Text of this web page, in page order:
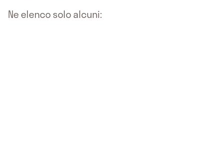
Ne elenco solo alcuni: